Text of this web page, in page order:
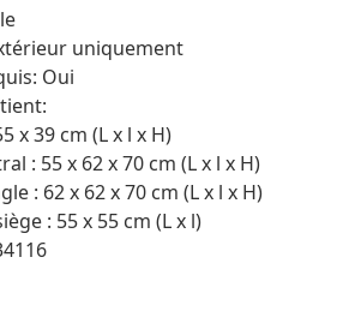
uniquement
Oui
x 39 cm (L x l x H)
: 55 x 62 x 70 cm (L x l x H)
: 62 x 62 x 70 cm (L x l x H)
: 55 x 55 cm (L x l)